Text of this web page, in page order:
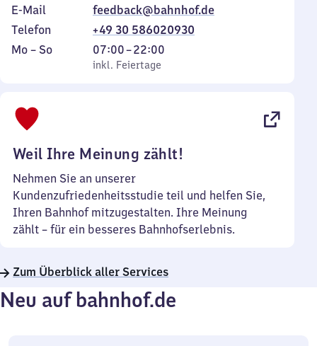
E-Mail
feedback@bahnhof.de
Telefon
+49 30 586020930
Montag
Mo – So,
inkl. Feiertage
07:00–22:00
Von
7
inkl. Feiertage
Weil Ihre Meinung zählt!
Nehmen Sie an unserer
Kundenzufriedenheitsstudie teil und helfen Sie,
Ihren Bahnhof mitzugestalten. Ihre Meinung
zählt – für ein besseres Bahnhofserlebnis.
Zum Überblick aller Services
Neu auf bahnhof.de